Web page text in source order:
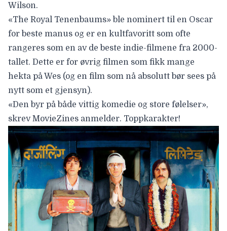
Wilson.
«The Royal Tenenbaums» ble nominert til en Oscar
for beste manus og er en kultfavoritt som ofte
rangeres som en av de beste indie-filmene fra 2000-
tallet. Dette er for øvrig filmen som fikk mange
hekta på Wes (og en film som nå absolutt bør sees på
nytt som et gjensyn).
«Den byr på både vittig komedie og store følelser»,
skrev MovieZines anmelder. Toppkarakter!